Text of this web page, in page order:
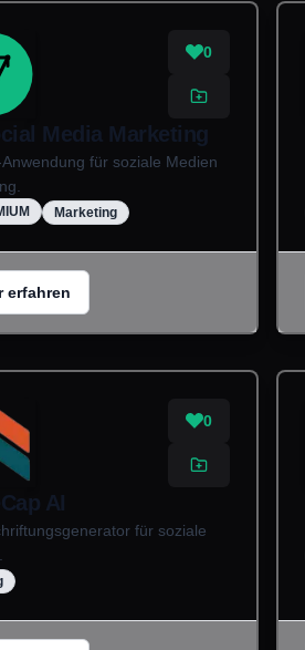
0
Media Marketing
für soziale Medien
Marketing
erfahren
0
AI
für soziale